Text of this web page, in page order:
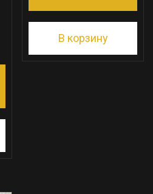
В корзину